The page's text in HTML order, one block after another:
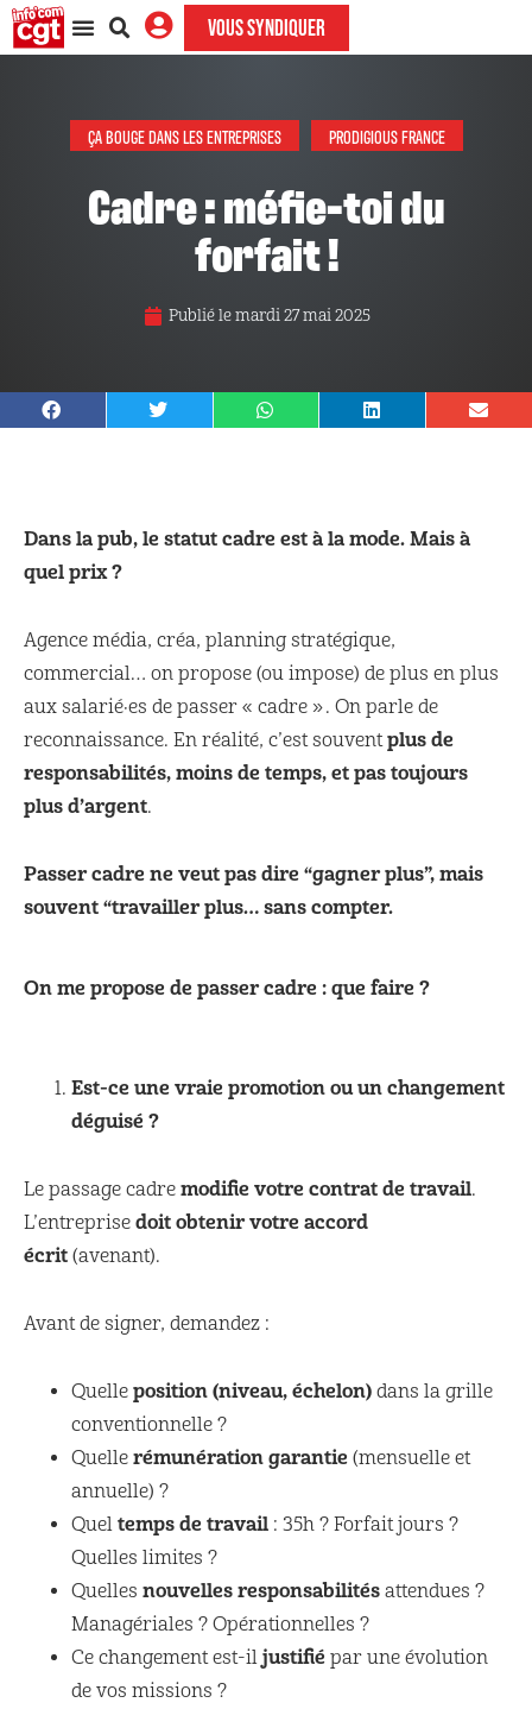
VOUS SYNDIQUER
ÇA BOUGE DANS LES ENTREPRISES PRODIGIOUS FRANCE
Cadre : méfie-toi du
forfait !
Publié lemardi 27 mai 2025
Dans la pub, le statut cadre est à la mode. Mais à
quel prix ?
Agence média, créa, planning stratégique,
commercial… on propose (ou impose) de plus en plus
aux salarié·es de passer « cadre ». On parle de
reconnaissance. En réalité, c’est souventplus de
responsabilités, moins de temps, et pas toujours
plus d’argent.
Passer cadre ne veut pas dire “gagner plus”, mais
souvent “travailler plus… sans compter.
On me propose de passer cadre : que faire ?
Est-ce une vraie promotion ou un changement
déguisé ?
Le passage cadre modifie votre contrat de travail.
L’entreprise doit obtenir votre accord
écrit (avenant).
Avant de signer, demandez :
Quelle position (niveau, échelon) dans la grille
conventionnelle ?
Quelle rémunération garantie (mensuelle et
annuelle) ?
Quel temps de travail : 35h ? Forfait jours ?
Quelles limites ?
Quelles nouvelles responsabilités attendues ?
Managériales ? Opérationnelles ?
Ce changement est-il justifié par une évolution
de vos missions ?